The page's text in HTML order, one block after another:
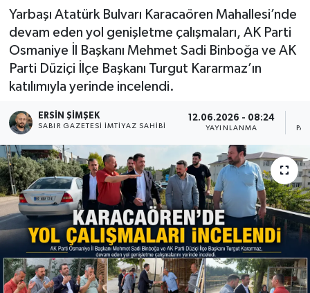
Yarbaşı Atatürk Bulvarı Karacaören Mahallesi’nde
devam eden yol genişletme çalışmaları, AK Parti
Osmaniye İl Başkanı Mehmet Sadi Binboğa ve AK
Parti Düziçi İlçe Başkanı Turgut Kararmaz’ın
katılımıyla yerinde incelendi.
ERSIN ŞİMŞEK
SABIR GAZETESI İMTIYAZ SAHIBI
12.06.2026 - 08:24
YAYINLANMA